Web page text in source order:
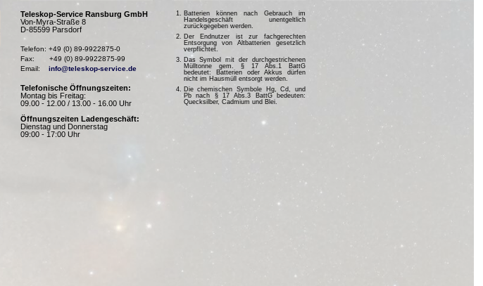
Teleskop-Service Ransburg GmbH
Von-Myra-Straße 8
D-85599 Parsdorf
Telefon: +49 (0) 89-9922875-0
Fax:       +49 (0) 89-9922875-99
Email: info@teleskop-service.de
Telefonische Öffnungszeiten:
Montag bis Freitag:
09.00 - 12.00 / 13.00 - 16.00 Uhr
Öffnungszeiten Ladengeschäft:
Dienstag und Donnerstag
09:00 - 17:00 Uhr
Batterien können nach Gebrauch im
Handelsgeschäft unentgeltlich
zurückgegeben werden.
Der Endnutzer ist zur fachgerechten
Entsorgung von Altbatterien gesetzlich
verpflichtet.
Das Symbol mit der durchgestrichenen
Mülltonne gem. § 17 Abs.1 BattG
bedeutet: Batterien oder Akkus dürfen
nicht im Hausmüll entsorgt werden.
Die chemischen Symbole Hg, Cd, und
Pb nach § 17 Abs.3 BattG bedeuten:
Quecksilber, Cadmium und Blei.